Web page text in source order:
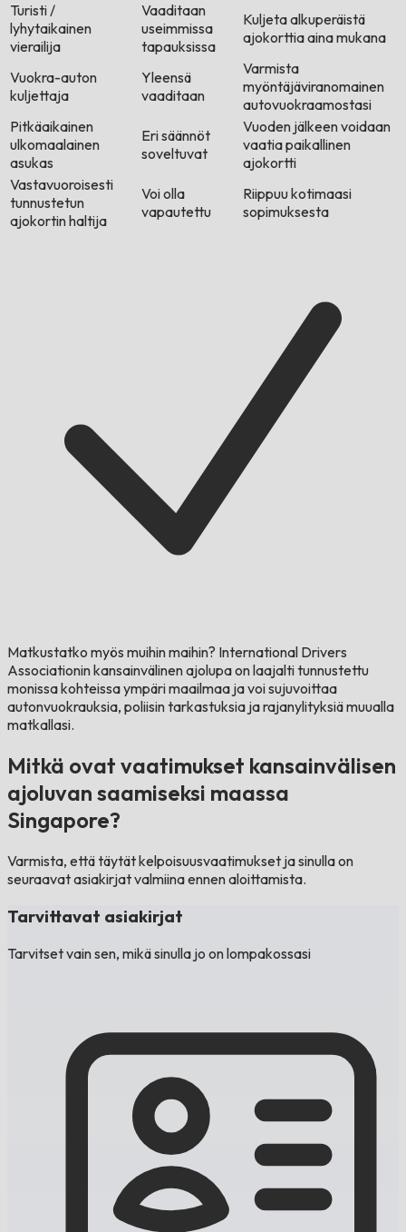
Turisti /
lyhytaikainen
vierailija
Vaaditaan
useimmissa
tapauksissa
Kuljeta alkuperäistä
ajokorttia aina mukana
Vuokra-auton
kuljettaja
Yleensä
vaaditaan
Varmista
myöntäjäviranomainen
autovuokraamostasi
Pitkäaikainen
ulkomaalainen
asukas
Eri säännöt
soveltuvat
Vuoden jälkeen voidaan
vaatia paikallinen
ajokortti
Vastavuoroisesti
tunnustetun
ajokortin haltija
Voi olla
vapautettu
Riippuu kotimaasi
sopimuksesta
Matkustatko myös muihin maihin? International Drivers
Associationin kansainvälinen ajolupa on laajalti tunnustettu
monissa kohteissa ympäri maailmaa ja voi sujuvoittaa
autonvuokrauksia, poliisin tarkastuksia ja rajanylityksiä muualla
matkallasi.
Mitkä ovat vaatimukset kansainvälisen
ajoluvan saamiseksi maassa
Singapore?
Varmista, että täytät kelpoisuusvaatimukset ja sinulla on
seuraavat asiakirjat valmiina ennen aloittamista.
Tarvittavat asiakirjat
Tarvitset vain sen, mikä sinulla jo on lompakossasi